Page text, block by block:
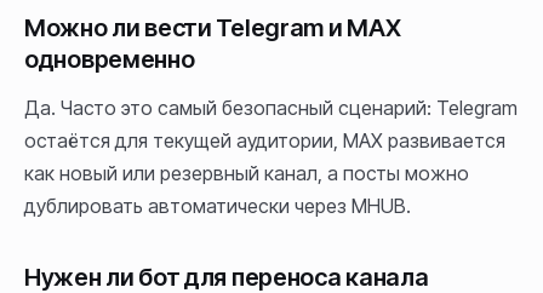
Можно ли вести Telegram и MAX
одновременно
Да. Часто это самый безопасный сценарий: Telegram
остаётся для текущей аудитории, MAX развивается
как новый или резервный канал, а посты можно
дублировать автоматически через MHUB.
Нужен ли бот для переноса канала